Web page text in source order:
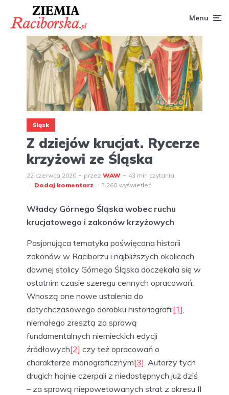
Menu
Śląsk
Z dziejów krucjat. Rycerze
krzyżowi ze Śląska
22 czerwca 2020 przez WAW
43 min czytania
Dodaj komentarz
3 260 wyświetleń
Władcy Górnego Śląska wobec ruchu
krucjatowego i zakonów krzyżowych
Pasjonująca tematyka poświęcona historii
zakonów w Raciborzu i najbliższych okolicach
dawnej stolicy Górnego Śląska doczekała się w
ostatnim czasie szeregu cennych opracowań.
Wnoszą one nowe ustalenia do
dotychczasowego dorobku historiografii[1],
niemałego zresztą za sprawą
fundamentalnych niemieckich edycji
źródłowych[2] czy też opracowań o
charakterze monograficznym[3]. Autorzy tych
drugich hojnie czerpali z niedostępnych już dziś
– za sprawą niepowetowanych strat z okresu II